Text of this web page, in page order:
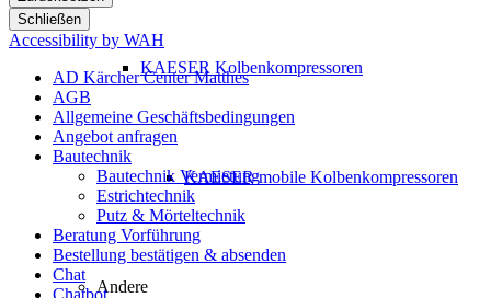
KAESER Kolbenkompressoren
KAESER mobile Kolbenkompressoren
Andere
Schließen
Accessibility by WAH
AD Kärcher Center Matthes
AGB
Allgemeine Geschäftsbedingungen
Angebot anfragen
Bautechnik
Bautechnik Vermietung
Estrichtechnik
Putz & Mörteltechnik
Beratung Vorführung
Bestellung bestätigen & absenden
Chat